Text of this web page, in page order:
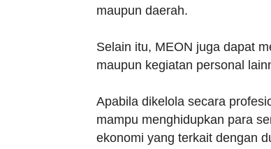
maupun daerah.
Selain itu, MEON juga dapat
maupun kegiatan personal
Apabila dikelola secara
mampu menghidupkan para
ekonomi yang terkait dengan